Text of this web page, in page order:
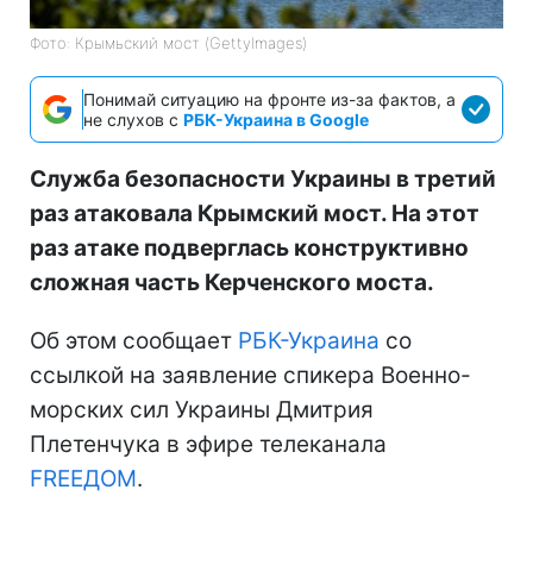
Фото: Крымьский мост (GettyImages)
Понимай ситуацию на фронте из-за фактов, а
не слухов с РБК-Украина в Google
Служба безопасности Украины в третий
раз атаковала Крымский мост. На этот
раз атаке подверглась конструктивно
сложная часть Керченского моста.
Об этом сообщает РБК-Украина со
ссылкой на заявление спикера Военно-
морских сил Украины Дмитрия
Плетенчука в эфире телеканала
FREEДОМ.